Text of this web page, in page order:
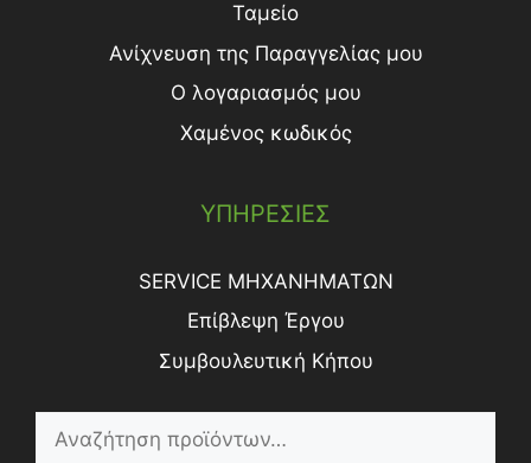
Ταμείο
Ανίχνευση της Παραγγελίας μου
Ο λογαριασμός μου
Χαμένος κωδικός
ΥΠΗΡΕΣΙΕΣ
SERVICE ΜΗΧΑΝΗΜΑΤΩΝ
Επίβλεψη Έργου
Συμβουλευτική Κήπου